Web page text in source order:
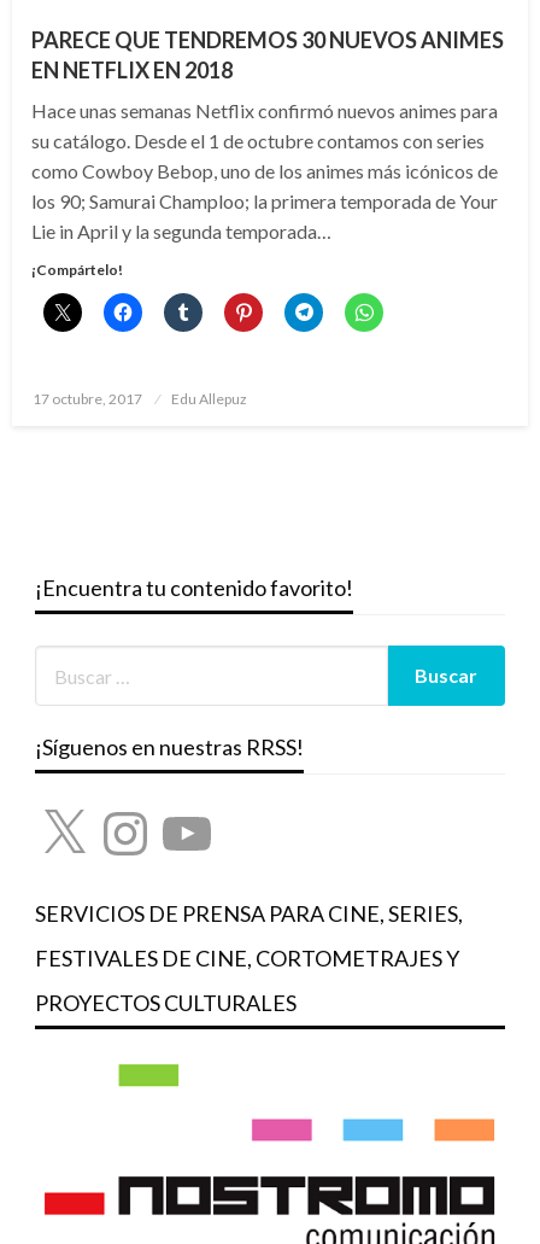
PARECE QUE TENDREMOS 30 NUEVOS ANIMES
EN NETFLIX EN 2018
Hace unas semanas Netflix confirmó nuevos animes para
su catálogo. Desde el 1 de octubre contamos con series
como Cowboy Bebop, uno de los animes más icónicos de
los 90; Samurai Champloo; la primera temporada de Your
Lie in April y la segunda temporada…
¡Compártelo!
Publicado
17 octubre, 2017 Edu Allepuz
¡Encuentra tu contenido favorito!
¡Síguenos en nuestras RRSS!
X InstagramYouTube
SERVICIOS DE PRENSA PARA CINE, SERIES,
FESTIVALES DE CINE, CORTOMETRAJES Y
PROYECTOS CULTURALES